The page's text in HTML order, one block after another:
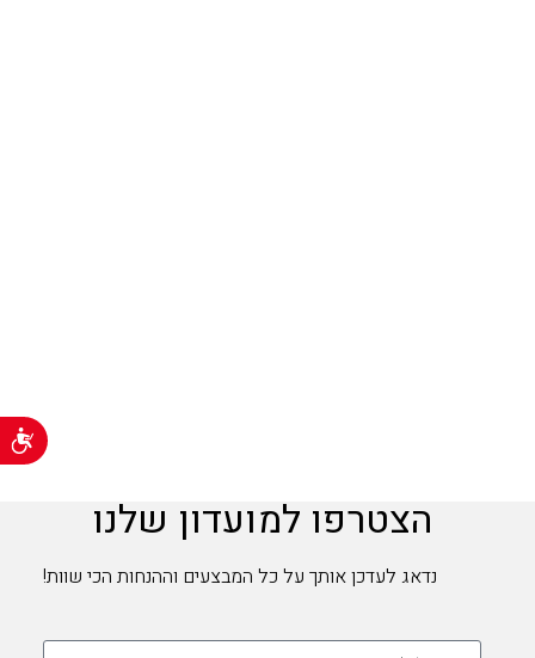
הצטרפו למועדון שלנו
נדאג לעדכן אותך על כל המבצעים וההנחות הכי שוות!